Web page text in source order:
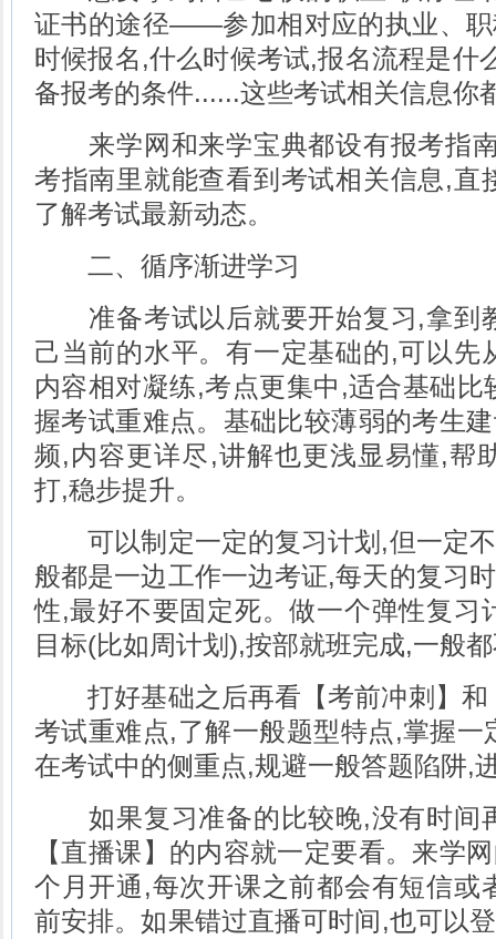
证书的途径——参加相对应的执业、职
时候报名,什么时候考试,报名流程是什
备报考的条件......这些考试相关信息你
来学网和来学宝典都设有报考指
考指南里就能查看到考试相关信息,直
了解考试最新动态。
二、循序渐进学习
准备考试以后就要开始复习,拿到
己当前的水平。有一定基础的,可以先
内容相对凝练,考点更集中,适合基础
握考试重难点。基础比较薄弱的考生
频,内容更详尽,讲解也更浅显易懂,帮
打,稳步提升。
可以制定一定的复习计划,但一定不
般都是一边工作一边考证,每天的复习
性,最好不要固定死。做一个弹性复习
目标(比如周计划),按部就班完成,一般
打好基础之后再看【考前冲刺】和
考试重难点,了解一般题型特点,掌握
在考试中的侧重点,规避一般答题陷阱,
如果复习准备的比较晚,没有时间
【直播课】的内容就一定要看。来学
个月开通,每次开课之前都会有短信或
前安排。如果错过直播可时间,也可以